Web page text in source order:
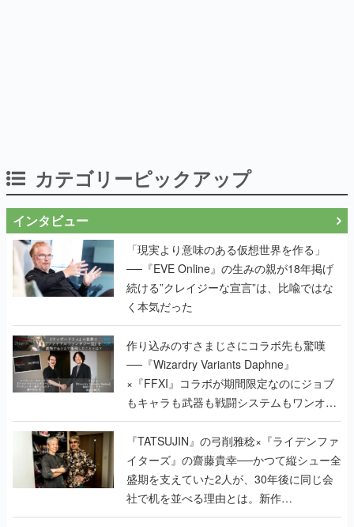
「現実より意味のある仮想世界を作る」
──『EVE Online』の生みの親が18年掲げ
く本気だった
作り込みのすさまじさにコラボ先も驚嘆
──『Wizardry Variants Daphne』
×『FFXI』コラボが期間限定なのにジョブ
もキャラも武器も戦闘システムもワンオフ
で作り込まれた理由を両ディレクターに聞
く
『TATSUJIN』の弓削雅稔×『ライデンファ
イターズ』の齋藤貴幸──かつて縦シュー全
盛期を支えていた2人が、30年後に同じ会
社で机を並べる理由とは。新作
『TATSUJIN EXTREME』で初タッグを組
んだレジェンド2人に訊く開発秘話
実写映像1000分、ルート分岐100種類以
上。配信開始5日で100万本を売った、中国
発の実写インタラクティブドラマゲーム